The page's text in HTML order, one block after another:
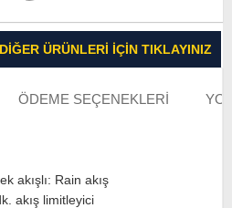
ÜRÜNLERI İÇIN TIKLAYINIZ
ÖDEME SEÇENEKLERI
akışlı: Rain akış
akış limitleyici